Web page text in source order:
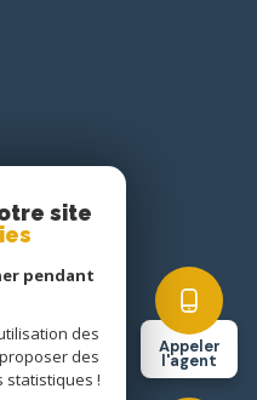
Appeler
l'agent
site
pendant
des
des
statistiques !